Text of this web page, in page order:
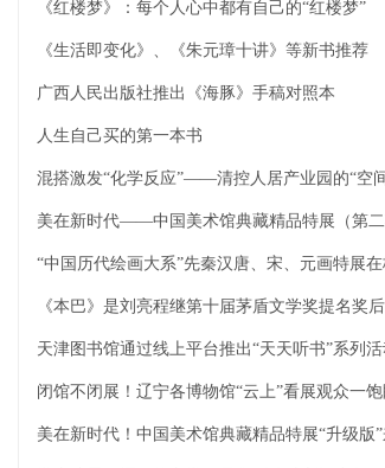
《红楼梦》：每个人心中都有自己的“红楼梦”
《生活即变化》、《朱元璋十讲》等新书推荐
广西人民出版社推出《海豚》手稿对照本
人生自己买的第一本书
混搭激发“化学反应”——清控人居产业园的“空
美在新时代——中国美术馆典藏精品特展（第二
“中国历代绘画大系”先秦汉唐、宋、元画特展
《本巴》是刘亮程继第十届茅盾文学奖提名奖
天津图书馆通过线上平台推出“天天听书”系列活
闭馆不闭展！辽宁各博物馆“云上”看展观众一
美在新时代！中国美术馆典藏精品特展“升级版”